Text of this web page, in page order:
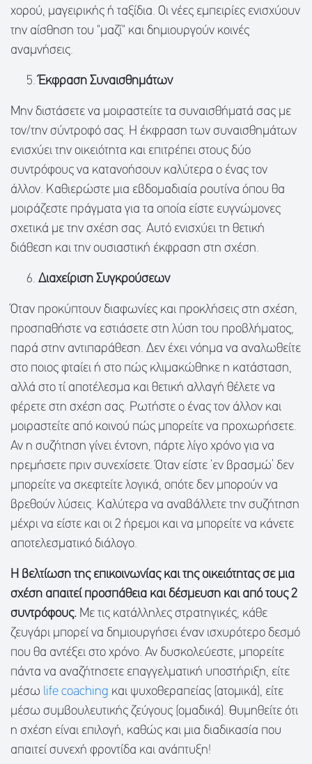
χορού, μαγειρικής ή ταξίδια. Οι νέες εμπειρίες ενισχύουν
την αίσθηση του "μαζί" και δημιουργούν κοινές
αναμνήσεις.
Έκφραση Συναισθημάτων
Μην διστάσετε να μοιραστείτε τα συναισθήματά σας με
τον/την σύντροφό σας. Η έκφραση των συναισθημάτων
ενισχύει την οικειότητα και επιτρέπει στους δύο
συντρόφους να κατανοήσουν καλύτερα ο ένας τον
άλλον. Καθιερώστε μια εβδομαδιαία ρουτίνα όπου θα
μοιράζεστε πράγματα για τα οποία είστε ευγνώμονες
σχετικά με την σχέση σας. Αυτό ενισχύει τη θετική
διάθεση και την ουσιαστική έκφραση στη σχέση.
Διαχείριση Συγκρούσεων
Όταν προκύπτουν διαφωνίες και προκλήσεις στη σχέση,
προσπαθήστε να εστιάσετε στη λύση του προβλήματος,
παρά στην αντιπαράθεση. Δεν έχει νόημα να αναλωθείτε
στο ποιος φταίει ή στο πώς κλιμακώθηκε η κατάσταση,
αλλά στο τί αποτέλεσμα και θετική αλλαγή θέλετε να
φέρετε στη σχέση σας. Ρωτήστε ο ένας τον άλλον και
μοιραστείτε από κοινού πώς μπορείτε να προχωρήσετε.
Αν η συζήτηση γίνει έντονη, πάρτε λίγο χρόνο για να
ηρεμήσετε πριν συνεχίσετε. Όταν είστε ‘εν βρασμώ’ δεν
μπορείτε να σκεφτείτε λογικά, οπότε δεν μπορούν να
βρεθούν λύσεις. Καλύτερα να αναβάλλετε την συζήτηση
μέχρι να είστε και οι 2 ήρεμοι και να μπορείτε να κάνετε
αποτελεσματικό διάλογο.
Η βελτίωση της επικοινωνίας και της οικειότητας σε μια
σχέση απαιτεί προσπάθεια και δέσμευση και από τους 2
συντρόφους. Με τις κατάλληλες στρατηγικές, κάθε
ζευγάρι μπορεί να δημιουργήσει έναν ισχυρότερο δεσμό
που θα αντέξει στο χρόνο. Αν δυσκολεύεστε, μπορείτε
πάντα να αναζήτησετε επαγγελματική υποστήριξη, είτε
μέσω life coaching και ψυχοθεραπείας (ατομικά), είτε
μέσω συμβουλευτικής ζεύγους (ομαδικά). Θυμηθείτε ότι
η σχέση είναι επιλογή, καθώς και μια διαδικασία που
απαιτεί συνεχή φροντίδα και ανάπτυξη!